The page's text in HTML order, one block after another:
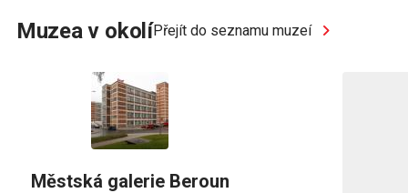
Muzea v okolíPřejít do seznamu muzeí
Městská galerie Beroun